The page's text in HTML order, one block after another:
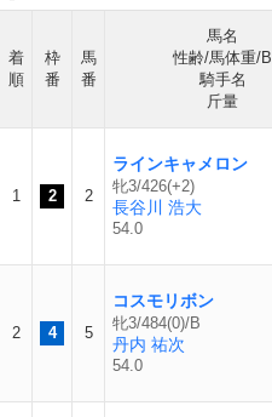
着
順
枠
番
馬
番
馬名
性齢/馬体重/B
騎手名
斤量
1 2 2
ラインキャメロン
牝3/426(+2)
長谷川 浩大
54.0
2 4 5
コスモリボン
牝3/484(0)/B
丹内 祐次
54.0